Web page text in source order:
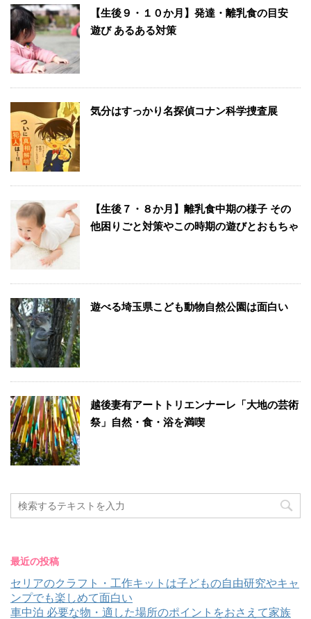
【生後９・１０か月】発達・離乳食の目安
遊び あるある対策
気分はすっかり名探偵コナン科学捜査展
【生後７・８か月】離乳食中期の様子 その
他困りごと対策やこの時期の遊びとおもちゃ
遊べる埼玉県こども動物自然公園は面白い
越後妻有アートトリエンナーレ「大地の芸術
祭」自然・食・浴を満喫
最近の投稿
セリアのクラフト・工作キットは子どもの自由研究やキャ
ンプでも楽しめて面白い
車中泊 必要な物・適した場所のポイントをおさえて家族